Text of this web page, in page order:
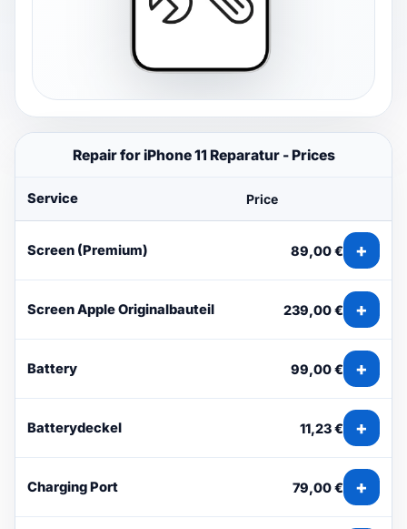
Repair for iPhone 11 Reparatur - Prices
Service Price
Screen (Premium) 89,00 € +
Screen Apple Originalbauteil 239,00 € +
Battery 99,00 € +
Batterydeckel 11,23 € +
Charging Port 79,00 € +